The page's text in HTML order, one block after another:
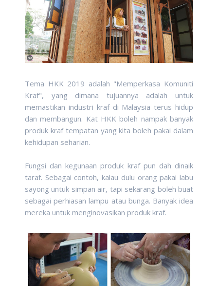
Tema HKK 2019 adalah "Memperkasa Komuniti
Kraf", yang dimana tujuannya adalah untuk
memastikan industri kraf di Malaysia terus hidup
dan membangun. Kat HKK boleh nampak banyak
produk kraf tempatan yang kita boleh pakai dalam
kehidupan seharian.
Fungsi dan kegunaan produk kraf pun dah dinaik
taraf. Sebagai contoh, kalau dulu orang pakai labu
sayong untuk simpan air, tapi sekarang boleh buat
sebagai perhiasan lampu atau bunga. Banyak idea
mereka untuk menginovasikan produk kraf.